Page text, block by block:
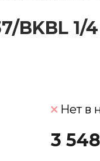
BKBL
Нет в
3